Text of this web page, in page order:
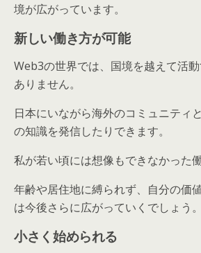
境が広がっています。
新しい働き方が可能
Web3の世界では、国境を越えて活
ありません。
日本にいながら海外のコミュニティ
の知識を発信したりできます。
私が若い頃には想像もできなかった働
年齢や居住地に縛られず、自分の価
は今後さらに広がっていくでしょう。
小さく始められる